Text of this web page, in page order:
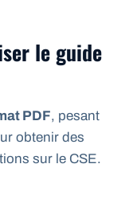
le guide
PDF, pesant
obtenir des
sur le CSE.